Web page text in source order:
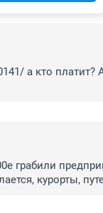
а кто платит?
грабили
курорты,